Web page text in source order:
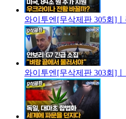
와이투엔[무삭제판 305회]
와이투엔[무삭제판 303회]